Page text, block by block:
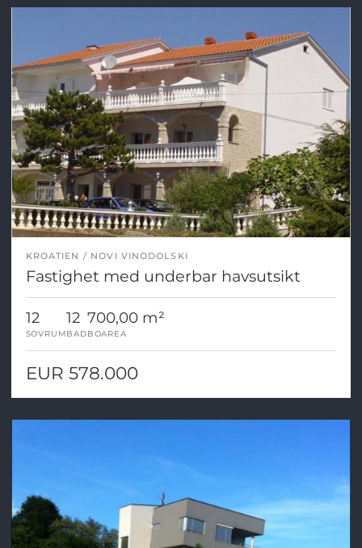
KROATIEN NOVI VINODOLSKI
Fastighet med underbar havsutsikt
12
SOVRUM
12
BAD
700,00 m²
BOAREA
EUR 578.000